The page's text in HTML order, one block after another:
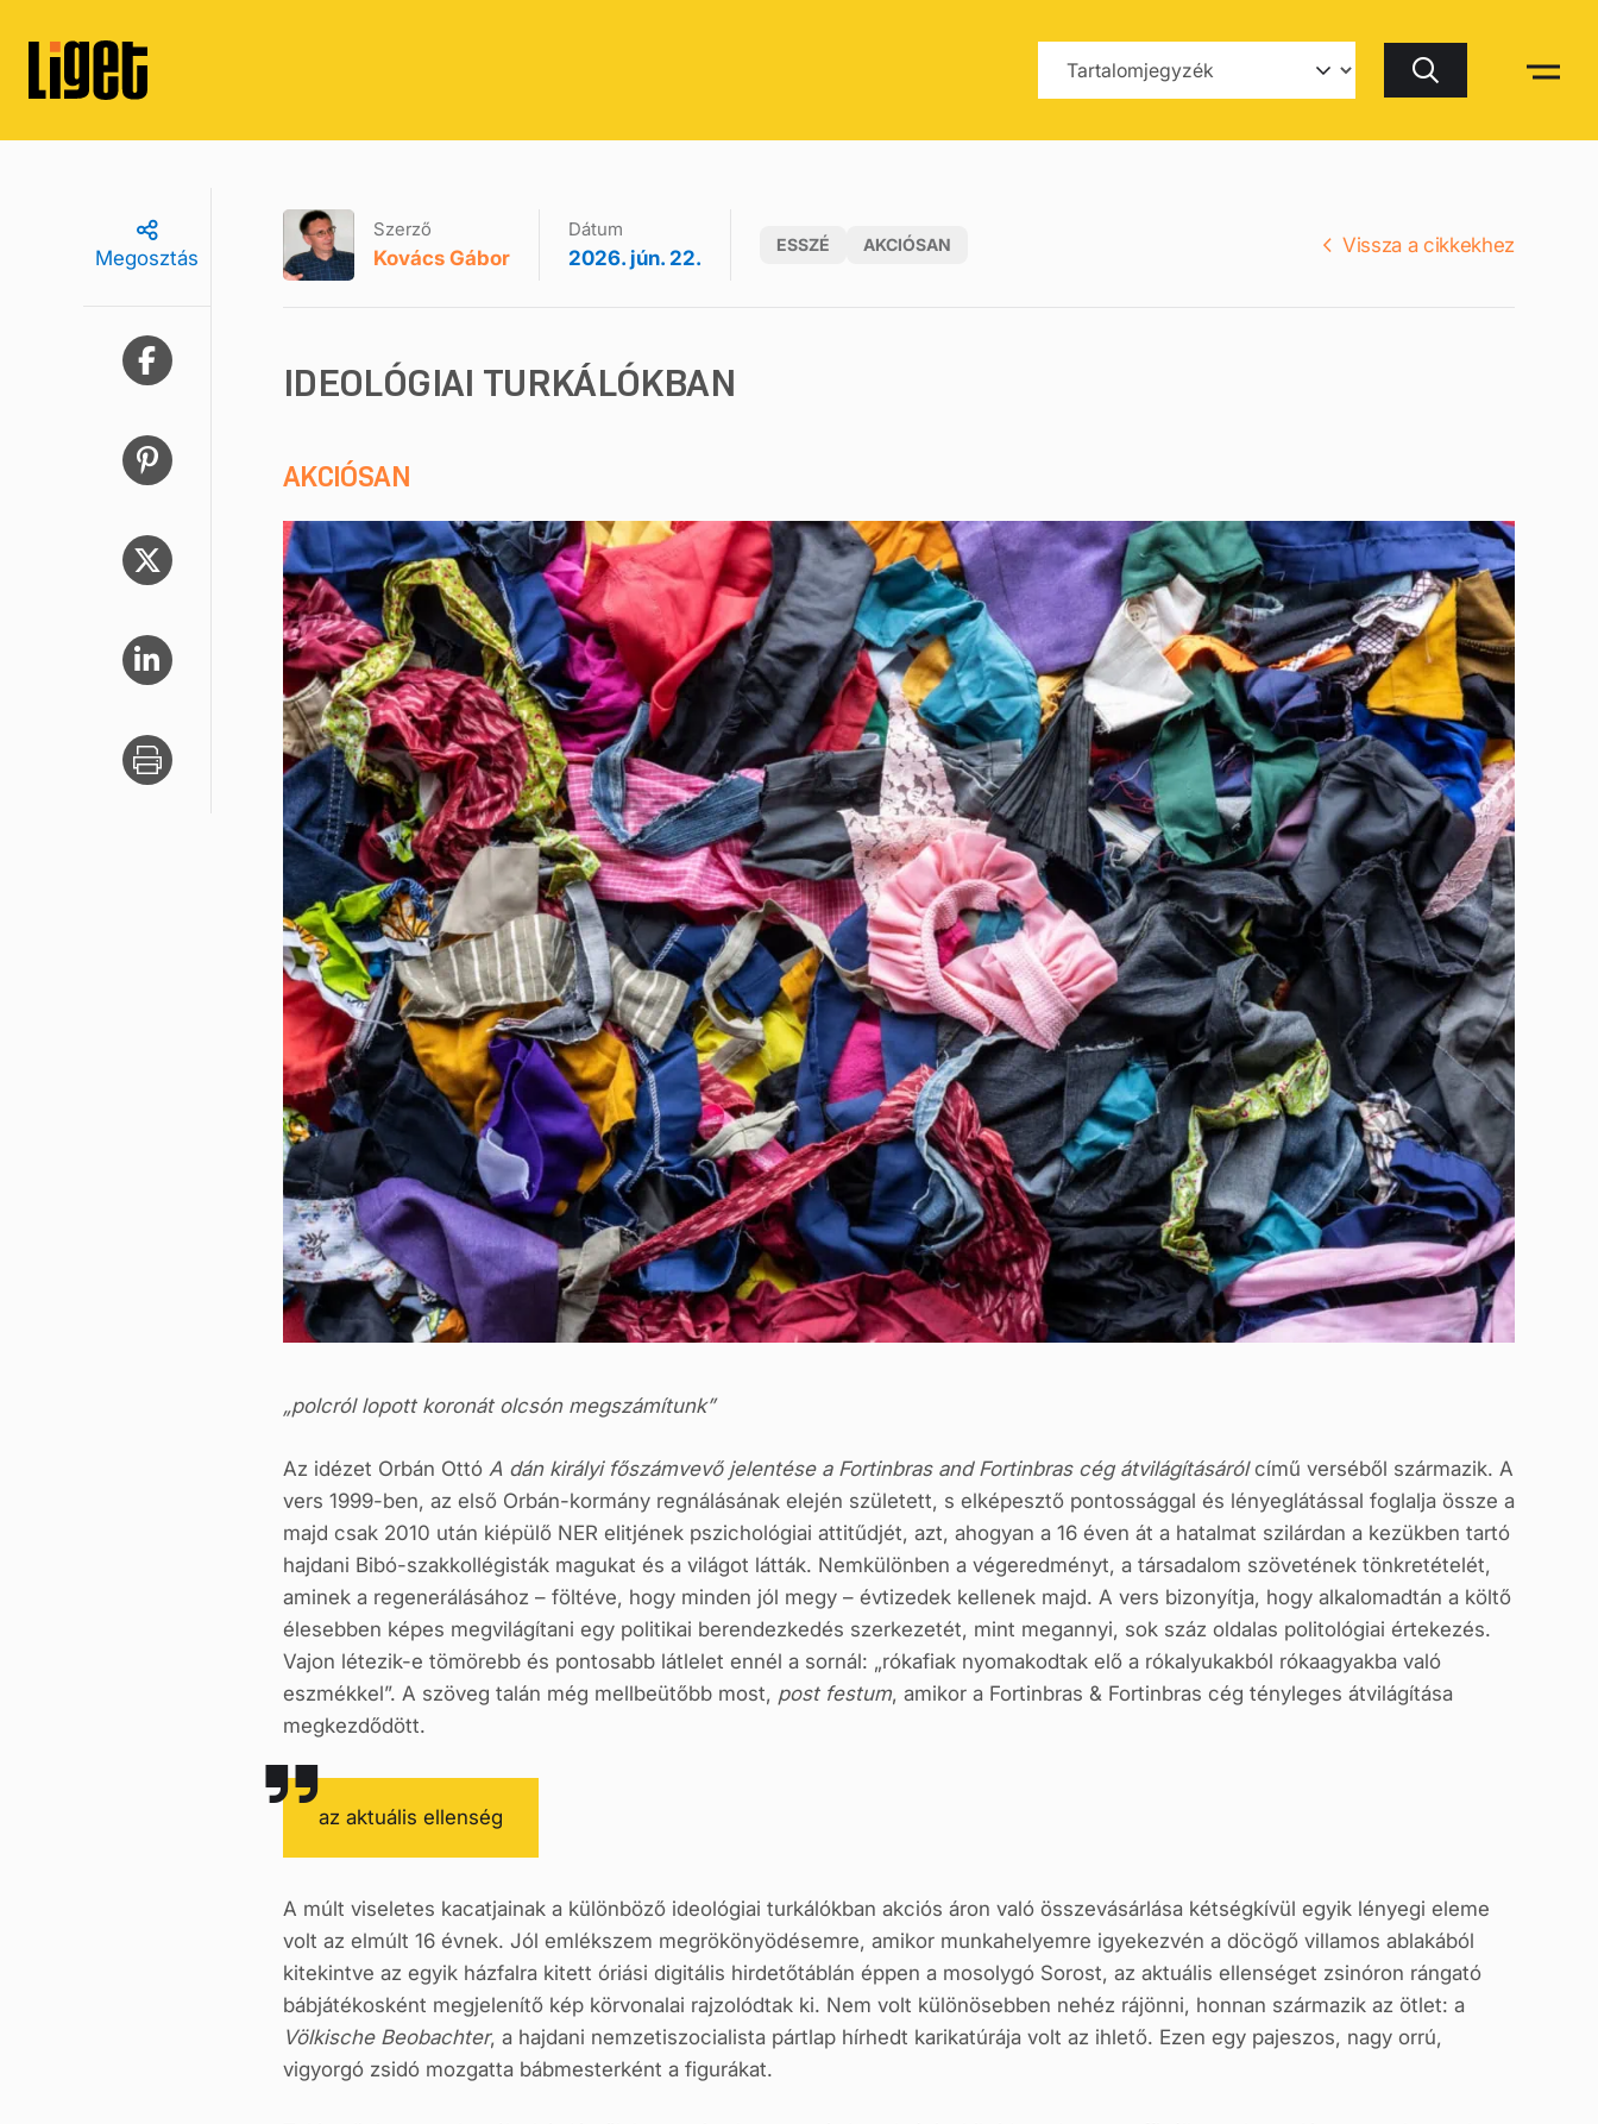
Keresés
Megosztás
Szerző
Kovács Gábor
Dátum
2026. jún. 22.
ESSZÉ AKCIÓSAN Vissza a cikkekhez
IDEOLÓGIAI TURKÁLÓKBAN
AKCIÓSAN
„polcról lopott koronát olcsón megszámítunk”
Az idézet Orbán Ottó A dán királyi főszámvevő jelentése a Fortinbras and Fortinbras cég átvilágításárólcímű verséből származik. A
vers 1999-ben, az első Orbán-kormány regnálásának elején született, s elképesztő pontossággal és lényeglátással foglalja össze a
majd csak 2010 után kiépülő NER elitjének pszichológiai attitűdjét, azt, ahogyan a 16 éven át a hatalmat szilárdan a kezükben tartó
hajdani Bibó-szakkollégisták magukat és a világot látták. Nemkülönben a végeredményt, a társadalom szövetének tönkretételét,
aminek a regenerálásához – föltéve, hogy minden jól megy – évtizedek kellenek majd. A vers bizonyítja, hogy alkalomadtán a költő
élesebben képes megvilágítani egy politikai berendezkedés szerkezetét, mint megannyi, sok száz oldalas politológiai értekezés.
Vajon létezik-e tömörebb és pontosabb látlelet ennél a sornál: „rókafiak nyomakodtak elő a rókalyukakból rókaagyakba való
eszmékkel”. A szöveg talán még mellbeütőbb most, post festum, amikor a Fortinbras & Fortinbras cég tényleges átvilágítása
megkezdődött.
az aktuális ellenség
A múlt viseletes kacatjainak a különböző ideológiai turkálókban akciós áron való összevásárlása kétségkívül egyik lényegi eleme
volt az elmúlt 16 évnek. Jól emlékszem megrökönyödésemre, amikor munkahelyemre igyekezvén a döcögő villamos ablakából
kitekintve az egyik házfalra kitett óriási digitális hirdetőtáblán éppen a mosolygó Sorost, az aktuális ellenséget zsinóron rángató
bábjátékosként megjelenítő kép körvonalai rajzolódtak ki. Nem volt különösebben nehéz rájönni, honnan származik az ötlet: a
Völkische Beobachter, a hajdani nemzetiszocialista pártlap hírhedt karikatúrája volt az ihlető. Ezen egy pajeszos, nagy orrú,
vigyorgó zsidó mozgatta bábmesterként a figurákat.